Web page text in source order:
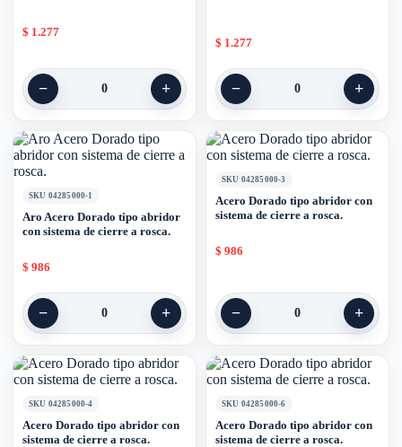
$ 1.277
− 0 +
$ 1.277
− 0 +
SKU 04285000-1
Aro Acero Dorado tipo abridor
con sistema de cierre a rosca.
$ 986
− 0 +
SKU 04285000-3
Acero Dorado tipo abridor con
sistema de cierre a rosca.
$ 986
− 0 +
SKU 04285000-4
Acero Dorado tipo abridor con
sistema de cierre a rosca.
SKU 04285000-6
Acero Dorado tipo abridor con
sistema de cierre a rosca.